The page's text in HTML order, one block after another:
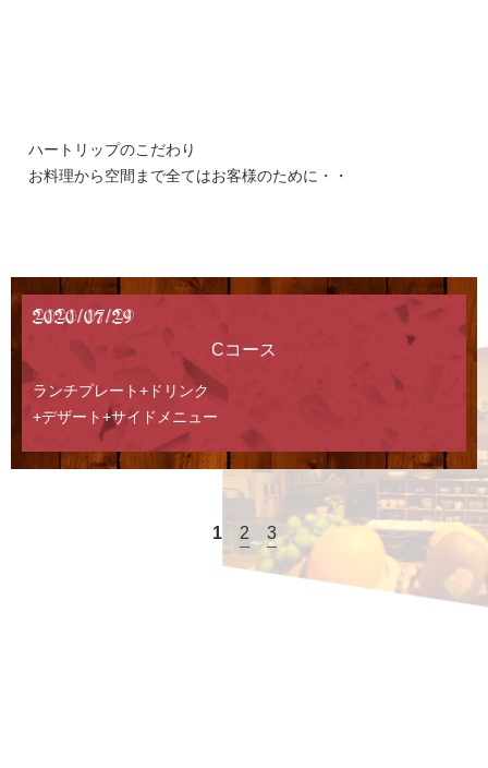
ハートリップのこだわり
お料理から空間まで全てはお客様のために・・
2020/07/29
Cコース
ランチプレート+ドリンク
+デザート+サイドメニュー
1 2 3